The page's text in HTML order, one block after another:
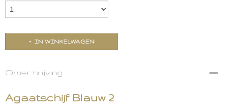
IN WINKELWAGEN
Omschrijving
Agaatschijf Blauw 2